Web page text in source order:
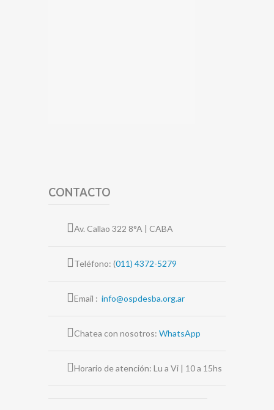
CONTACTO
Av. Callao 322 8°A | CABA
Teléfono: (011) 4372-5279
Email : info@ospdesba.org.ar
Chatea con nosotros: WhatsApp
Horario de atención: Lu a Vi | 10 a 15hs